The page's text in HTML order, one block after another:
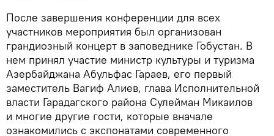
После завершения конференции для всех
участников мероприятия был организован
грандиозный концерт в заповеднике Гобустан. В
нем принял участие министр культуры и туризма
Азербайджана Абульфас Гараев, его первый
заместитель Вагиф Алиев, глава Исполнительной
власти Гарадагского района Сулейман Микаилов
и многие другие гости, которые вначале
ознакомились с экспонатами современного